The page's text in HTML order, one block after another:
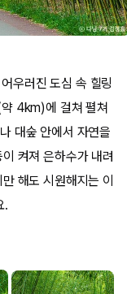
우러진 도심 속 힐링
4km)에 걸쳐 펼쳐
대숲 안에서 자연을
켜져 은하수가 내려
해도 시원해지는 이
.